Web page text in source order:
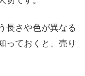
長さや色が異なる
っておくと、売り